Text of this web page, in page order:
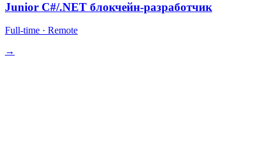
Junior C#/.NET блокчейн-разработчик
Full-time · Remote
→